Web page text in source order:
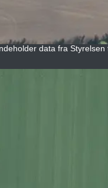
data fra